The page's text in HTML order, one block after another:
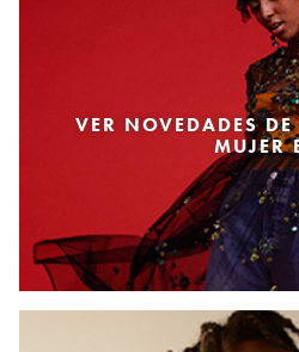
VER NOVEDADES
MUJER